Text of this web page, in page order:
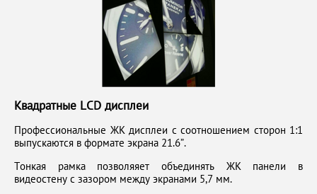
Квадратные LCD дисплеи
Профессиональные ЖК дисплеи с соотношением сторон 1:1
выпускаются в формате экрана 21.6”.
Тонкая рамка позволяяет объединять ЖК панели в
видеостену с зазором между экранами 5,7 мм.